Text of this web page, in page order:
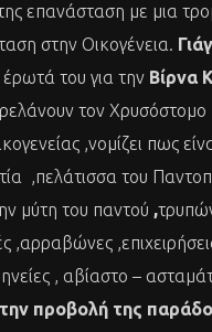
επανάσταση με μια
στην Οικογένεια.
του για την Βίρνα
τον
,νομίζει πως
,πελάτισσα του
μύτη του παντού ,
,αρραβώνες
, αβίαστο –
προβολή της